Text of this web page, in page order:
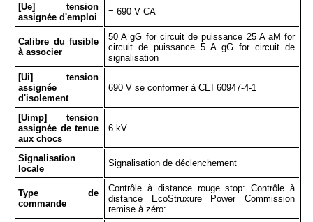
[Ue] tension
assignée d'emploi
= 690 V CA
Calibre du fusible
à associer
50 A gG for circuit de puissance 25 A aM for
circuit de puissance 5 A gG for circuit de
signalisation
[Ui] tension
assignée
d'isolement
690 V se conformer à CEI 60947-4-1
[Uimp] tension
assignée de tenue
aux chocs
6 kV
Signalisation
locale
Signalisation de déclenchement
Type de
commande
Contrôle à distance rouge stop: Contrôle à
distance EcoStruxure Power Commission
remise à zéro: